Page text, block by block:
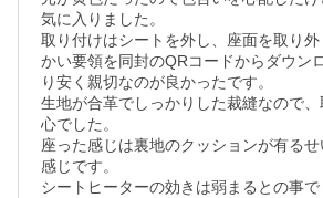
気に入りました。
取り付けはシートを外し、座面を取り
かい要領を同封のQRコードからダウン
り安く親切なのが良かったです。
生地が合革でしっかりした裁縫なので
心でした。
座った感じは裏地のクッションが有る
感じです。
シートヒーターの効きは弱まるとの事